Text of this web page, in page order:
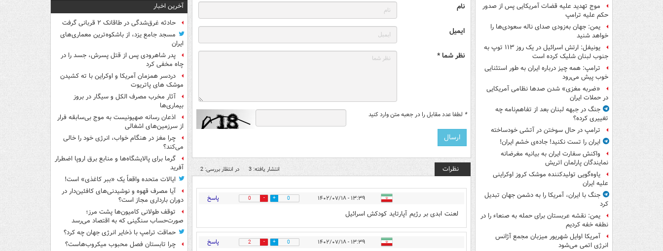
موج تهدید علیه قضات آمریکایی پس از صدور
حکم علیه ترامپ
یمن: جهان به‌زودی صدای ناله سعودی‌ها را
خواهد شنید
یونیفل: ارتش اسرائیل در یک روز ۱۱۳ توپ به
جنوب لبنان شلیک کرده است
ترامپ: همه چیز درباره ایران به طور استثنایی
خوب پیش می‌رود
«ضربه مغزی» شدن صدها نظامی آمریکایی
در حملات ایران
جنگ در جبهه لبنان بعد از تفاهم‌نامه چه
تغییری کرده؟
ترامپ در حال سوختن در آتشی خودساخته
ایران را تست نکنید! جاده‌ی خشم ایران!
واکنش سفارت ایران به بیانیه مغرضانه
نمایندگان پارلمان اتریش
یاوه‌گویی تولیدکننده موشک کروز اوکراینی
علیه ایران
جنگ با ایران، آمریکا را به دشمن جهان تبدیل
کرد
یمن: نقشه عربستان برای حمله به صنعاء را در
نطفه خفه کردیم
آمریکا اوایل شهریور میزبان مجمع آژانس
انرژی اتمی می‌شود
نام
ایمیل
نظر شما *
* لطفا عدد مقابل را در جعبه متن وارد کنید
نظرات انتشار یافته: 3 در انتظار بررسی: 2
۱۳:۳۹ - ۱۴۰۲/۰۷/۱۸ 0
0 پاسخ
لعنت ابدی بر رژیم آپارتاید کودکش اسرائیل
۱۳:۳۹ - ۱۴۰۲/۰۷/۱۸ 0
2 پاسخ
آخرین اخبار
حادثه غرق‌شدگی در طاقانک ۲ قربانی گرفت
مسجد جامع یزد، از باشکوه‌ترین معماری‌های
ایران
پدر شاهرودی پس از قتل پسرش، جسد را در
چاه مخفی کرد
دردسر همزمان آمریکا و اوکراین با ته کشیدن
موشک های پاتریوت
آثار مخرب مصرف الکل و سیگار در بروز
بیماری‌ها
اذعان رسانه صهیونیست به موج بی‌سابقه فرار
از سرزمین‌های اشغالی
چرا مغز در هنگام خواب، انرژی خود را خالی
می‌کند؟
گرما برای پالایشگاه‌ها و منابع برق اروپا اضطرار
آفرید
ایالات متحده واقعاً یک «ببر کاغذی» است!
آیا مصرف قهوه و نوشیدنی‌های کافئین‌دار در
دوران بارداری مجاز است؟
توقف طولانی کامیون‌ها پشت مرز؛
صورت‌حساب سنگینی که به اقتصاد می‌رسد
حماقت ترامپ با ذخایر انرژی جهان چه کرد؟
چرا تابستان فصل محبوب میکروب‌هاست؟